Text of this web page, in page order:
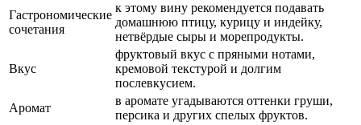
Гастрономические
сочетания
к этому вину рекомендуется подавать
домашнюю птицу, курицу и индейку,
нетвёрдые сыры и морепродукты.
Вкус
фруктовый вкус с пряными нотами,
кремовой текстурой и долгим
послевкусием.
Аромат
в аромате угадываются оттенки груши,
персика и других спелых фруктов.